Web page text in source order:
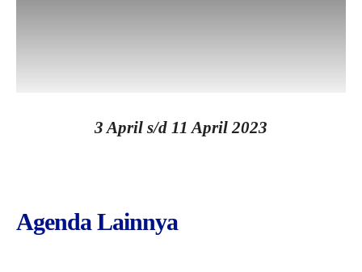
3 April s/d 11 April 2023
Agenda Lainnya